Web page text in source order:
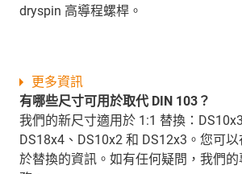
dryspin 高導程螺桿。
有哪些尺寸可用於取代 DIN 103？
我們的新尺寸適用於 1:1 替換：
DS18x4、DS10x2 和 DS12x3。您可
於替換的資訊。如有任何疑問，我們
更多資訊